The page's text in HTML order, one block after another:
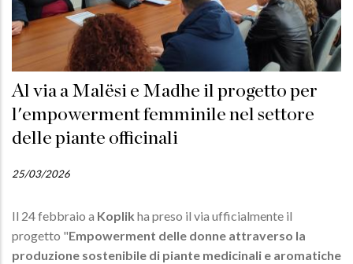
Al via a Malësi e Madhe il progetto per
l'empowerment femminile nel settore
delle piante officinali
25/03/2026
Il 24 febbraio a Koplik ha preso il via ufficialmente il
progetto "Empowerment delle donne attraverso la
produzione sostenibile di piante medicinali e aromatiche